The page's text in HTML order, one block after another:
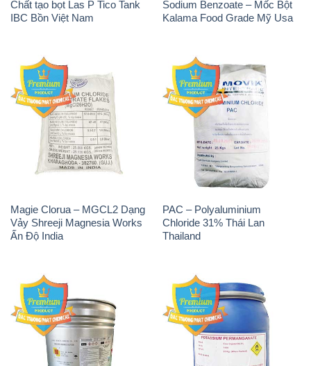
Chất tạo bọt Las P Tico Tank
IBC Bồn Việt Nam
Sodium Benzoate – Mốc Bột
Kalama Food Grade Mỹ Usa
Magie Clorua – MGCL2 Dạng
Vảy Shreeji Magnesia Works
Ấn Độ India
PAC – Polyaluminium
Chloride 31% Thái Lan
Thailand